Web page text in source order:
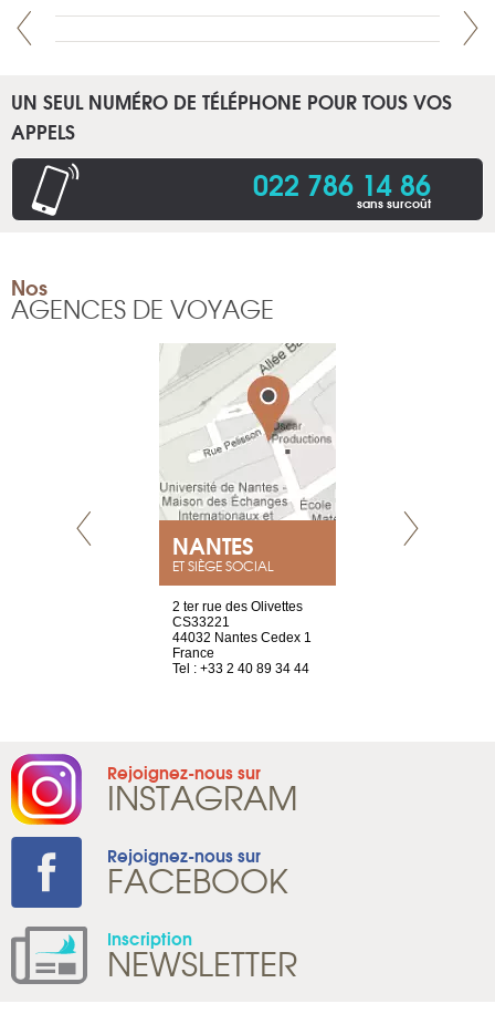
UN SEUL NUMÉRO DE TÉLÉPHONE POUR TOUS VOS
APPELS
022 786 14 86
sans surcoût
Nos
AGENCES DE VOYAGE
NANTES
ET SIÈGE SOCIAL
2 ter rue des Olivettes
CS33221
44032 Nantes Cedex 1
France
Tel : +33 2 40 89 34 44
Rejoignez-nous sur
INSTAGRAM
Rejoignez-nous sur
FACEBOOK
Inscription
NEWSLETTER